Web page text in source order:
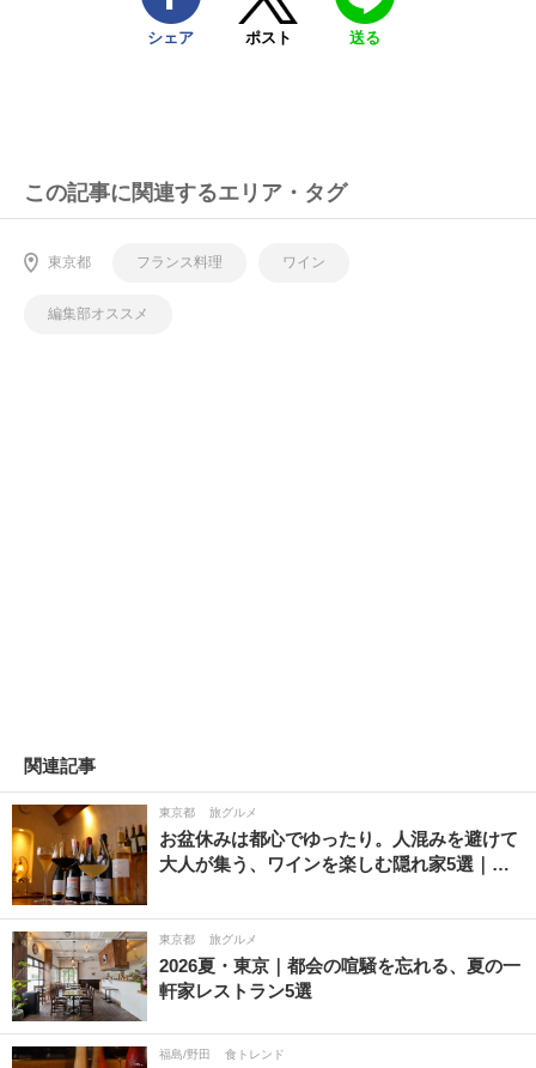
シェア ポスト 送る
この記事に関連するエリア・タグ
東京都 フランス料理 ワイン
編集部オススメ
関連記事
東京都 旅グルメ
お盆休みは都心でゆったり。人混みを避けて
大人が集う、ワインを楽しむ隠れ家5選｜…
東京都 旅グルメ
2026夏・東京｜都会の喧騒を忘れる、夏の一
軒家レストラン5選
福島/野田 食トレンド